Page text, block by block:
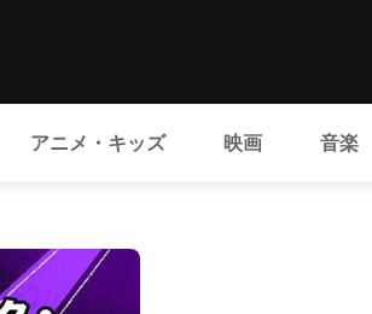
アニメ・キッズ 映画 音楽